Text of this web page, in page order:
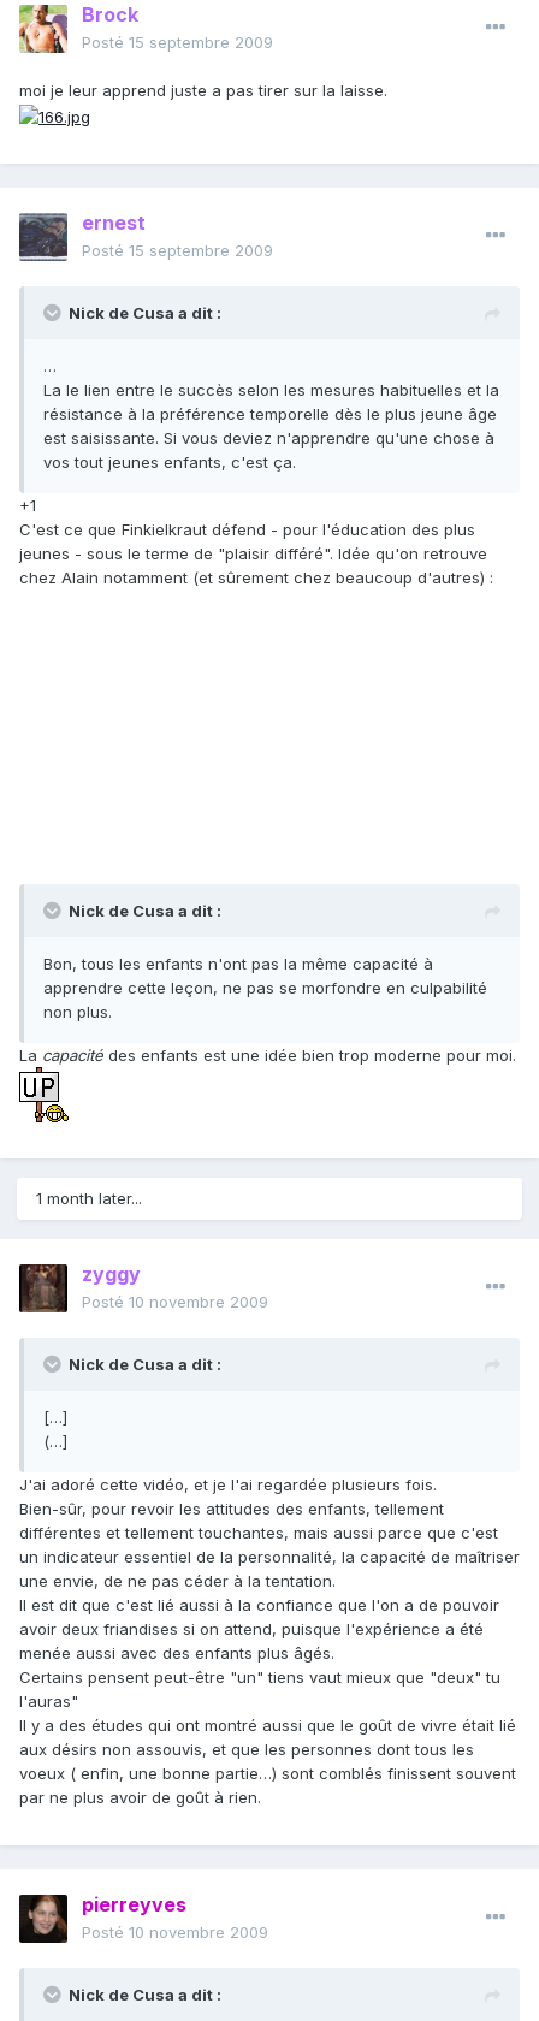
Brock
Posté 15 septembre 2009
moi je leur apprend juste a pas tirer sur la laisse.
ernest
Posté 15 septembre 2009
Nick de Cusa a dit :
…
La le lien entre le succès selon les mesures habituelles et la
résistance à la préférence temporelle dès le plus jeune âge
est saisissante. Si vous deviez n'apprendre qu'une chose à
vos tout jeunes enfants, c'est ça.
+1
C'est ce que Finkielkraut défend - pour l'éducation des plus
jeunes - sous le terme de "plaisir différé". Idée qu'on retrouve
chez Alain notamment (et sûrement chez beaucoup d'autres) :
Nick de Cusa a dit :
Bon, tous les enfants n'ont pas la même capacité à
apprendre cette leçon, ne pas se morfondre en culpabilité
non plus.
La capacité des enfants est une idée bien trop moderne pour moi.
1 month later...
zyggy
Posté 10 novembre 2009
Nick de Cusa a dit :
[…]
(…]
J'ai adoré cette vidéo, et je l'ai regardée plusieurs fois.
Bien-sûr, pour revoir les attitudes des enfants, tellement
différentes et tellement touchantes, mais aussi parce que c'est
un indicateur essentiel de la personnalité, la capacité de maîtriser
une envie, de ne pas céder à la tentation.
Il est dit que c'est lié aussi à la confiance que l'on a de pouvoir
avoir deux friandises si on attend, puisque l'expérience a été
menée aussi avec des enfants plus âgés.
Certains pensent peut-être "un" tiens vaut mieux que "deux" tu
l'auras"
Il y a des études qui ont montré aussi que le goût de vivre était lié
aux désirs non assouvis, et que les personnes dont tous les
voeux ( enfin, une bonne partie…) sont comblés finissent souvent
par ne plus avoir de goût à rien.
pierreyves
Posté 10 novembre 2009
Nick de Cusa a dit :